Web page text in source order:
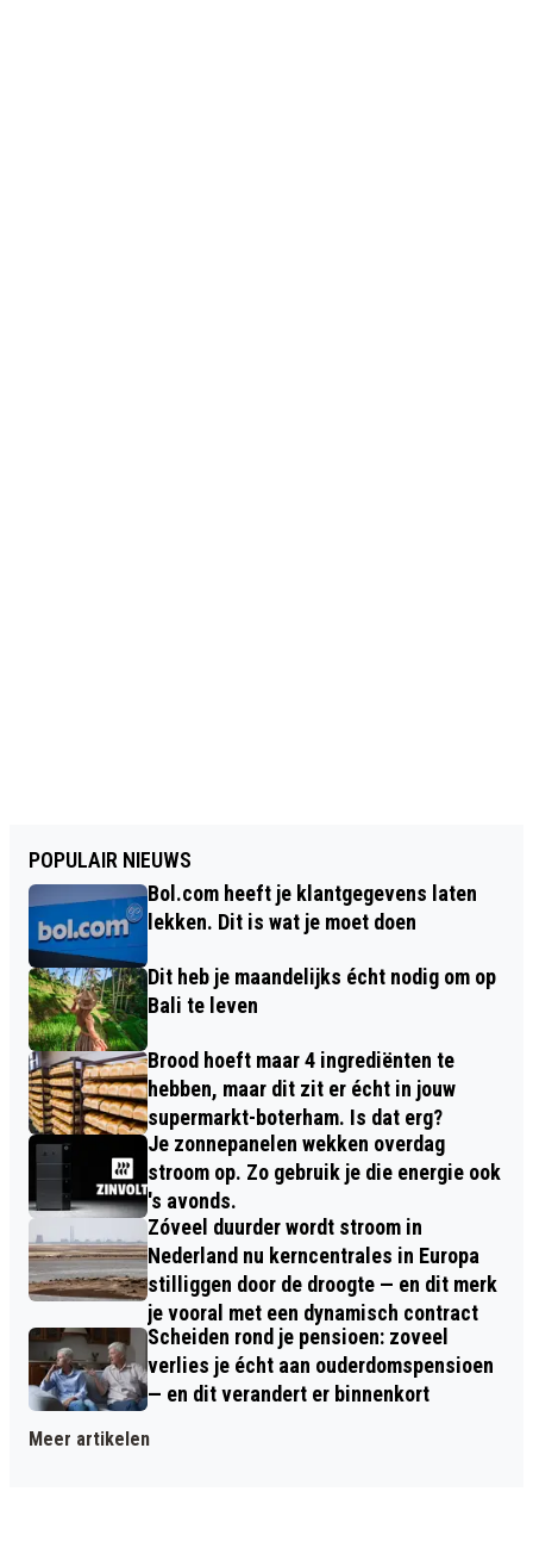
POPULAIR NIEUWS
Bol.com heeft je klantgegevens laten
lekken. Dit is wat je moet doen
Dit heb je maandelijks écht nodig om op
Bali te leven
Brood hoeft maar 4 ingrediënten te
hebben, maar dit zit er écht in jouw
supermarkt-boterham. Is dat erg?
Je zonnepanelen wekken overdag
stroom op. Zo gebruik je die energie ook
's avonds.
Zóveel duurder wordt stroom in
Nederland nu kerncentrales in Europa
stilliggen door de droogte — en dit merk
je vooral met een dynamisch contract
Scheiden rond je pensioen: zoveel
verlies je écht aan ouderdomspensioen
— en dit verandert er binnenkort
Meer artikelen